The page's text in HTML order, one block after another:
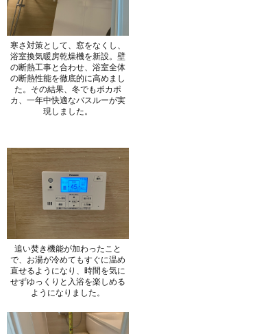
寒さ対策として、窓をなくし、
浴室換気暖房乾燥機を新設。壁
の断熱工事と合わせ、浴室全体
の断熱性能を徹底的に高めまし
た。その結果、冬でもポカポ
カ、一年中快適なバスルーが実
現しました。
追い焚き機能が加わったこと
で、お湯が冷めてもすぐに温め
直せるようになり、時間を気に
せずゆっくりと入浴を楽しめる
ようになりました。